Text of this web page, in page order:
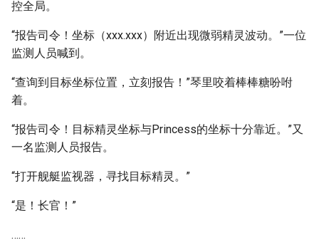
控全局。
“报告司令！坐标（xxx.xxx）附近出现微弱精灵波动。”一位
监测人员喊到。
“查询到目标坐标位置，立刻报告！”琴里咬着棒棒糖吩咐
着。
“报告司令！目标精灵坐标与Princess的坐标十分靠近。”又
一名监测人员报告。
“打开舰艇监视器，寻找目标精灵。”
“是！长官！”
……